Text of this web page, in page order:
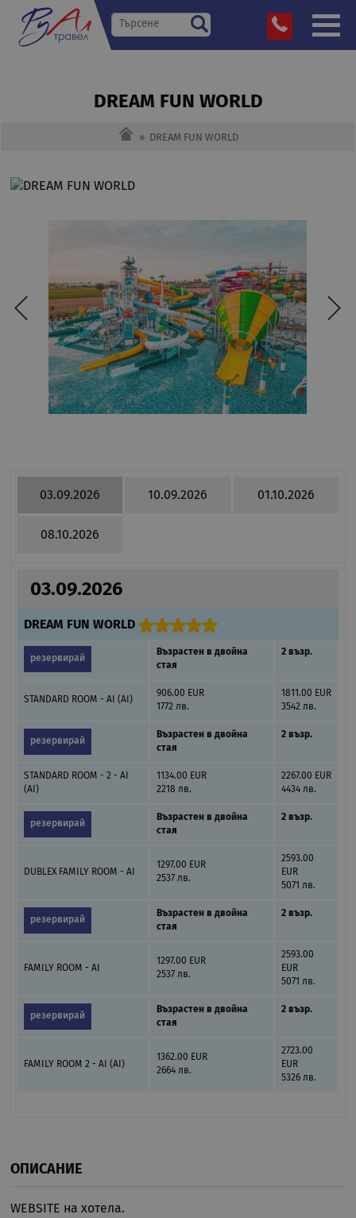
DREAM FUN WORLD
» DREAM FUN WORLD
03.09.2026 10.09.2026 01.10.2026
08.10.2026
03.09.2026
DREAM FUN WORLD
резервирай
Възрастен в двойна
стая
2 възр.
STANDARD ROOM - AI (AI)
906.00 EUR
1772 лв.
1811.00 EUR
3542 лв.
резервирай
Възрастен в двойна
стая
2 възр.
STANDARD ROOM - 2 - AI
(AI)
1134.00 EUR
2218 лв.
2267.00 EUR
4434 лв.
резервирай
Възрастен в двойна
стая
2 възр.
DUBLEX FAMILY ROOM - AI
1297.00 EUR
2537 лв.
2593.00
EUR
5071 лв.
резервирай
Възрастен в двойна
стая
2 възр.
FAMILY ROOM - AI
1297.00 EUR
2537 лв.
2593.00
EUR
5071 лв.
резервирай
Възрастен в двойна
стая
2 възр.
FAMILY ROOM 2 - AI (AI)
1362.00 EUR
2664 лв.
2723.00
EUR
5326 лв.
ОПИСАНИЕ
WEBSITE на хотела.